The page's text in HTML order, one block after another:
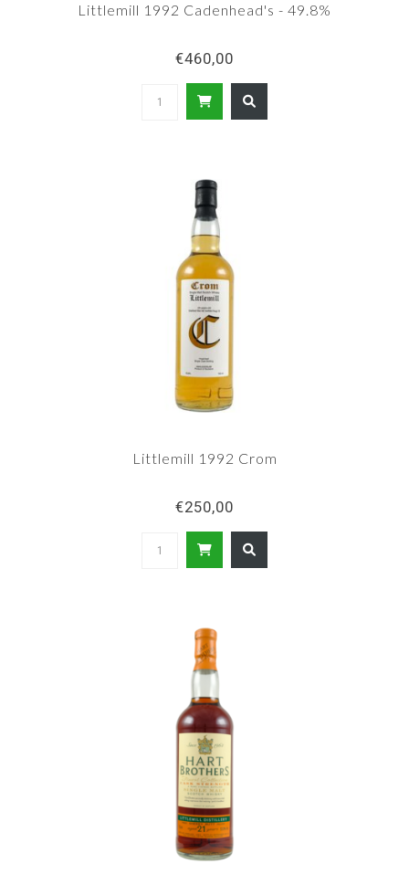
Littlemill 1992 Cadenhead's - 49.8%
€460,00
Littlemill 1992 Crom
€250,00